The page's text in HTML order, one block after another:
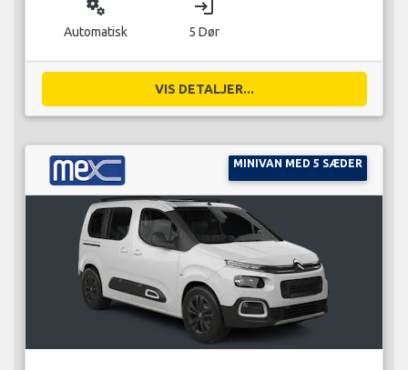
miscellaneous_services
Automatisk
login
5 Dør
VIS DETALJER...
MINIVAN MED 5 SÆDER